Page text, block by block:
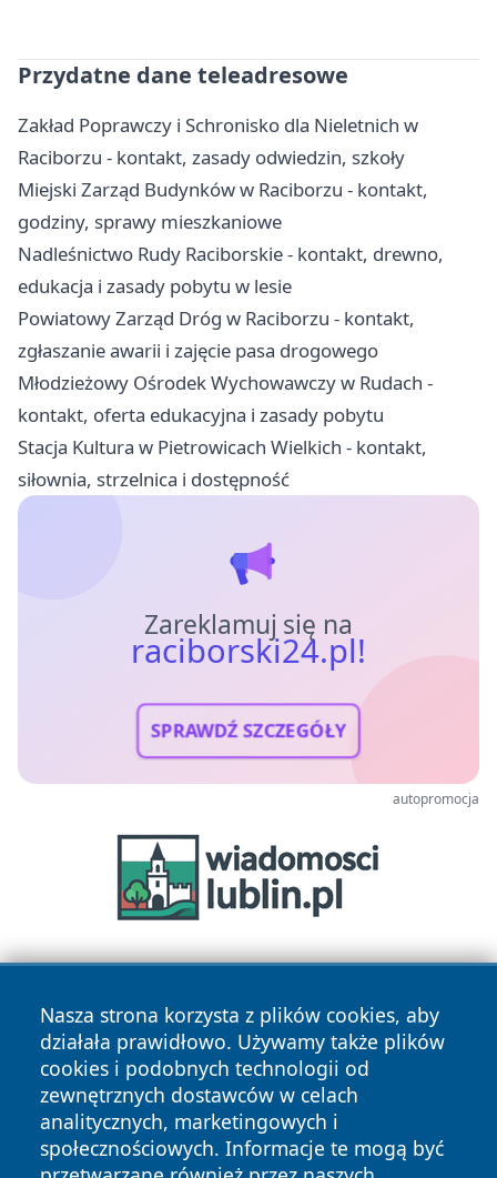
Przydatne dane teleadresowe
Zakład Poprawczy i Schronisko dla Nieletnich w
Raciborzu - kontakt, zasady odwiedzin, szkoły
Miejski Zarząd Budynków w Raciborzu - kontakt,
godziny, sprawy mieszkaniowe
Nadleśnictwo Rudy Raciborskie - kontakt, drewno,
edukacja i zasady pobytu w lesie
Powiatowy Zarząd Dróg w Raciborzu - kontakt,
zgłaszanie awarii i zajęcie pasa drogowego
Młodzieżowy Ośrodek Wychowawczy w Rudach -
kontakt, oferta edukacyjna i zasady pobytu
Stacja Kultura w Pietrowicach Wielkich - kontakt,
siłownia, strzelnica i dostępność
Zareklamuj się na
raciborski24.pl!
SPRAWDŹ SZCZEGÓŁY
autopromocja
Nasza strona korzysta z plików cookies, aby
działała prawidłowo. Używamy także plików
cookies i podobnych technologii od
zewnętrznych dostawców w celach
analitycznych, marketingowych i
społecznościowych. Informacje te mogą być
Copyright © 2026 raciborski24.pl Wszystkie prawa
zastrzeżone.